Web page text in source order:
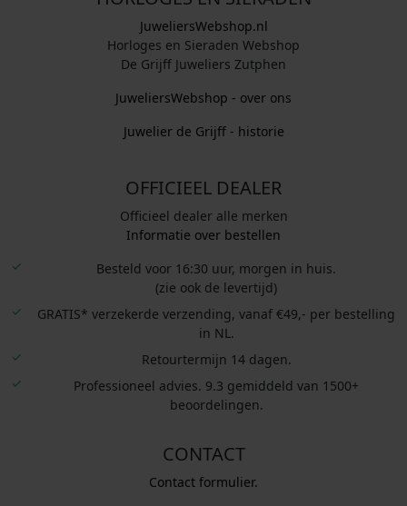
JuweliersWebshop.nl
Horloges en Sieraden Webshop
De Grijff Juweliers Zutphen
JuweliersWebshop - over ons
Juwelier de Grijff - historie
OFFICIEEL DEALER
Officieel dealer alle merken
Informatie over bestellen
Besteld voor 16:30 uur, morgen in huis.
(zie ook de levertijd)
GRATIS* verzekerde verzending, vanaf €49,- per bestelling
in NL.
Retourtermijn 14 dagen.
Professioneel advies. 9.3 gemiddeld van 1500+
beoordelingen.
CONTACT
Contact formulier.